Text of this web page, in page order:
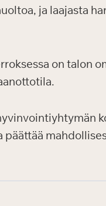
ja laajasta
on talon